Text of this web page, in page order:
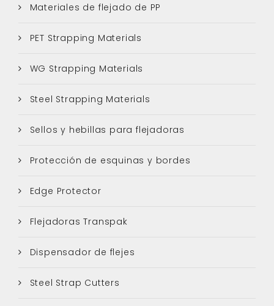
Materiales de flejado de PP
PET Strapping Materials
WG Strapping Materials
Steel Strapping Materials
Sellos y hebillas para flejadoras
Protección de esquinas y bordes
Edge Protector
Flejadoras Transpak
Dispensador de flejes
Steel Strap Cutters